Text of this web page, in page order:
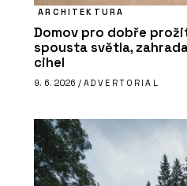
ARCHITEKTURA
Domov pro dobře
spousta světla,
cihel
9. 6. 2026 / ADVERTORIAL